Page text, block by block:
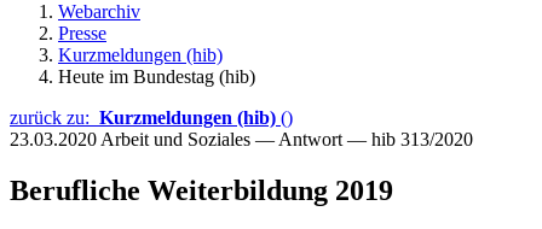
Webarchiv
Presse
Kurzmeldungen (hib)
Heute im Bundestag (hib)
zurück zu: Kurzmeldungen (hib) ()
23.03.2020 Arbeit und Soziales — Antwort — hib 313/2020
Berufliche Weiterbildung 2019